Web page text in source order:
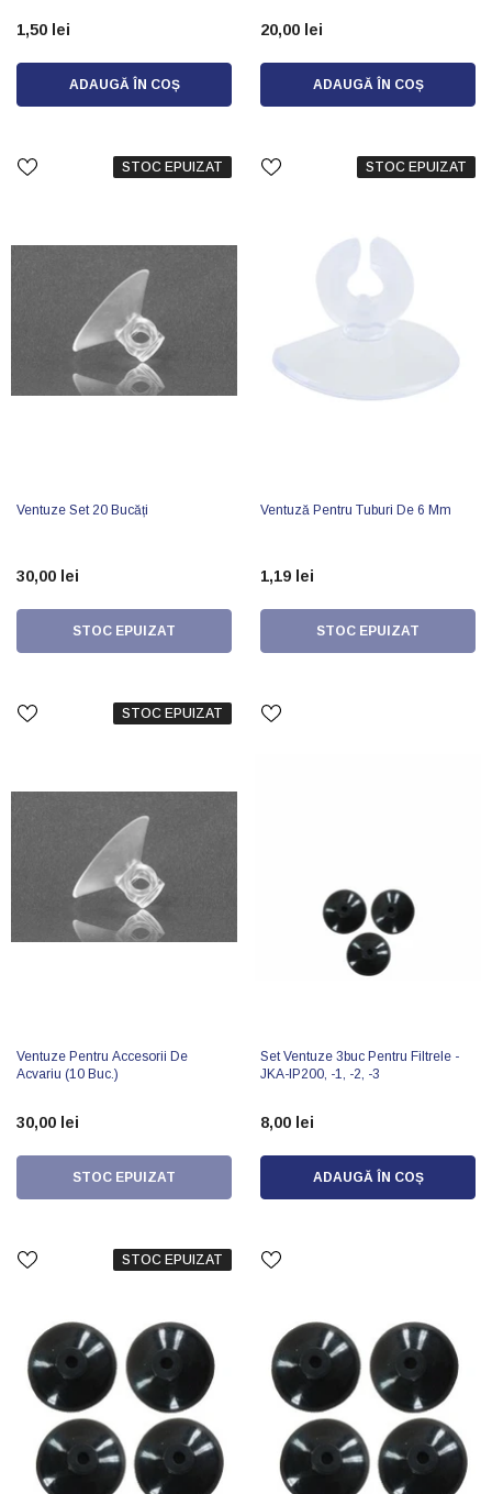
1,50 lei
ADAUGĂ ÎN COȘ
20,00 lei
ADAUGĂ ÎN COȘ
STOC EPUIZAT
Ventuze Set 20 Bucăți
30,00 lei
STOC EPUIZAT
STOC EPUIZAT
Ventuză Pentru Tuburi De 6 Mm
1,19 lei
STOC EPUIZAT
STOC EPUIZAT
Ventuze Pentru Accesorii De
Acvariu (10 Buc.)
30,00 lei
STOC EPUIZAT
Set Ventuze 3buc Pentru Filtrele -
JKA-IP200, -1, -2, -3
8,00 lei
ADAUGĂ ÎN COȘ
STOC EPUIZAT